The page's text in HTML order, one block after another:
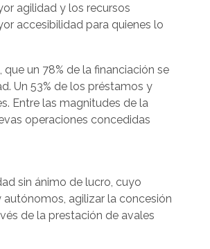
agilidad y los recursos
accesibilidad para quienes lo
un 78% de la financiación se
Un 53% de los préstamos y
Entre las magnitudes de la
operaciones concedidas
sin ánimo de lucro, cuyo
agilizar la concesión
de la prestación de avales